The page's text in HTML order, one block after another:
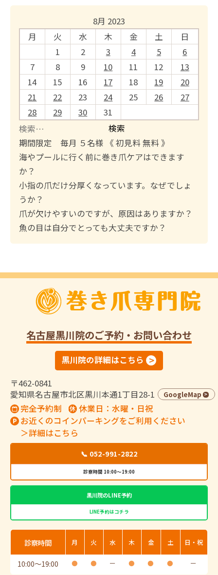
8月 2023
月
火 水 木 金 土
日
1
2 3 4 5
6
7
8 9 10 11 12
13
14
15 16 17 18 19
20
21
22 23 24 25 26
27
28
29 30
31
検
索
:
期間限定 毎月 ５名様 《 初見料 無料 》
海やプールに行く前に巻き爪ケアはできます
か？
小指の爪だけ分厚くなっています。なぜでしょ
うか？
爪が欠けやすいのですが、原因はありますか？
魚の目は自分でとっても大丈夫ですか？
名古屋黒川院のご予約・お問い合わせ
黒川院の詳細はこちら
〒462-0841
愛知県名古屋市北区黒川本通1丁目28-1
GoogleMap
完全予約制
休業日：水曜・日祝
お近くのコインパーキングをご利用ください
＞詳細はこちら
📞 052-991-2822
診察時間 10:00～19:00
黒川院のLINE予約
LINE予約はコチラ
診察時間 月 火 水 木 金 土 日・祝
10:00〜19:00 ● ● ー ● ● ● ー